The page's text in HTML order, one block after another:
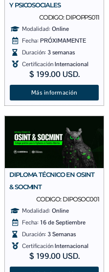
Y PSICOSOCIALES
CODIGO: DIPOPPS011
Modalidad: Online
Fecha: PRÓXIMAMENTE
Duración: 3 semanas
CertificaciónInternacional
$ 199.00USD.
Más información
DIPLOMA TÉCNICO EN OSINT
& SOCMINT
CODIGO: DIPOSOC001
Modalidad: Online
Fecha: 16 de Septiembre
Duración: 3 Semanas
CertificaciónInternacional
$ 199.00USD.